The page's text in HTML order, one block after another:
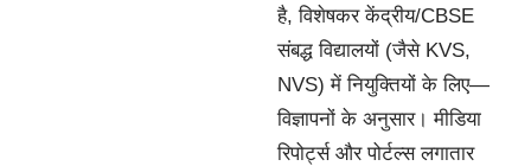
है, विशेषकर केंद्रीय/CBSE
संबद्ध विद्यालयों (जैसे KVS,
NVS) में नियुक्तियों के लिए—
विज्ञापनों के अनुसार। मीडिया
रिपोर्ट्स और पोर्टल्स लगातार